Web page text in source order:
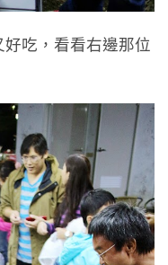
吃，看看右邊那位